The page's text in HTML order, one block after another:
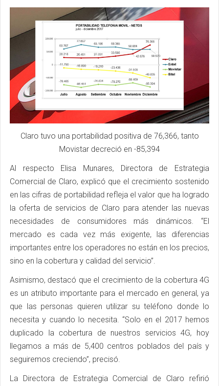
Claro tuvo una portabilidad positiva de 76,366, tanto
Movistar decreció en -85,394
Al respecto Elisa Munares, Directora de Estrategia
Comercial de Claro, explicó que el crecimiento sostenido
en las cifras de portabilidad refleja el valor que ha logrado
la oferta de servicios de Claro para atender las nuevas
necesidades de consumidores más dinámicos. “El
mercado es cada vez más exigente, las diferencias
importantes entre los operadores no están en los precios,
sino en la cobertura y calidad del servicio”.
Asimismo, destacó que el crecimiento de la cobertura 4G
es un atributo importante para el mercado en general, ya
que las personas quieren utilizar su teléfono donde lo
necesita y cuando lo necesita. “Solo en el 2017 hemos
duplicado la cobertura de nuestros servicios 4G, hoy
llegamos a más de 5,400 centros poblados del país y
seguiremos creciendo”, precisó.
La Directora de Estrategia Comercial de Claro refirió